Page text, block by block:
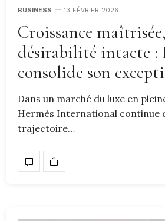
BUSINESS 13 FÉVRIER 2026
Croissance maîtrisée,
désirabilité intacte :
consolide son
Dans un marché du luxe en
Hermès International continue
trajectoire…